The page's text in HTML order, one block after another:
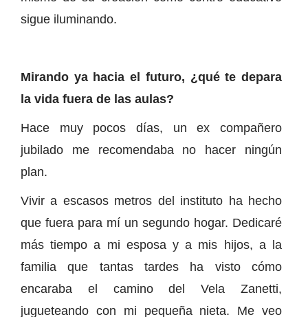
sigue iluminando.
Mirando ya hacia el futuro, ¿qué te depara
la vida fuera de las aulas?
Hace muy pocos días, un ex compañero
jubilado me recomendaba no hacer ningún
plan.
Vivir a escasos metros del instituto ha hecho
que fuera para mí un segundo hogar. Dedicaré
más tiempo a mi esposa y a mis hijos, a la
familia que tantas tardes ha visto cómo
encaraba el camino del Vela Zanetti,
jugueteando con mi pequeña nieta. Me veo